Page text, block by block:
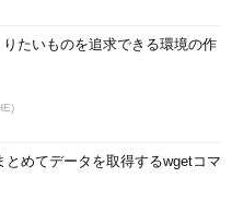
りたいものを追求できる環境の作
とめてデータを取得するwgetコマ